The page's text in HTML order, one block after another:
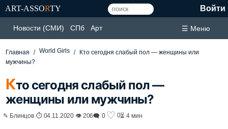
ART-ASSORTY Войти
Новости (СМИ) СПб Арт ☰ Меню
Главная World Girls
Кто сегодня слабый пол — женщины или
мужчины?
Кто сегодня слабый пол —
женщины или мужчины?
✎ Блинцов ⏱ 04.11.2020 👁 206🗨 0 ♡ 0⏳ 4 мин